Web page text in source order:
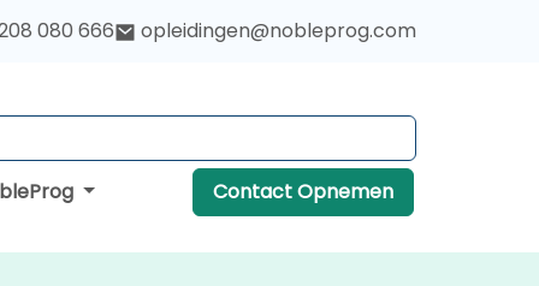
080 666 opleidingen@nobleprog.com
Contact Opnemen